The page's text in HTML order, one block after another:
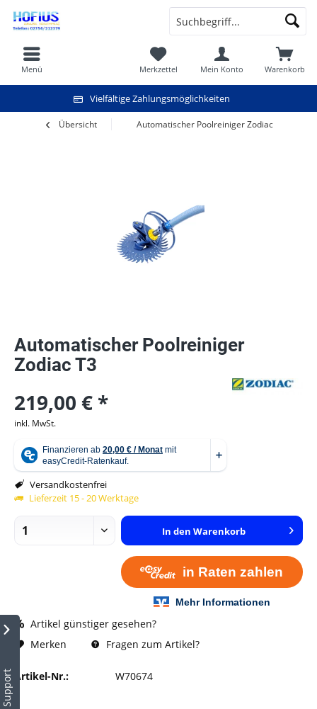
Support
Vielfältige Zahlungsmöglichkeiten
Warenkorb
Merkzettel Mein Konto
Menü
Übersicht Automatischer Poolreiniger Zodiac T3
Automatischer Poolreiniger
Zodiac T3
219,00 € *
inkl. MwSt.
Versandkostenfrei
Lieferzeit 15 - 20 Werktage
In den Warenkorb
Artikel günstiger gesehen?
Merken
Fragen zum Artikel?
Artikel-Nr.: W70674